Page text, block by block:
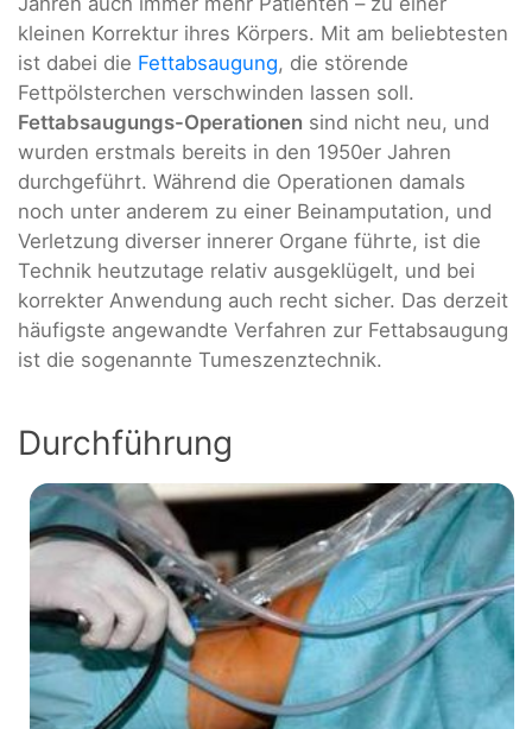
kleinen Korrektur ihres Körpers. Mit am beliebtesten
ist dabei die Fettabsaugung, die störende
Fettpölsterchen verschwinden lassen soll.
Fettabsaugungs-Operationen sind nicht neu, und
wurden erstmals bereits in den 1950er Jahren
durchgeführt. Während die Operationen damals
noch unter anderem zu einer Beinamputation, und
Verletzung diverser innerer Organe führte, ist die
Technik heutzutage relativ ausgeklügelt, und bei
korrekter Anwendung auch recht sicher. Das derzeit
häufigste angewandte Verfahren zur Fettabsaugung
ist die sogenannte Tumeszenztechnik.
Durchführung